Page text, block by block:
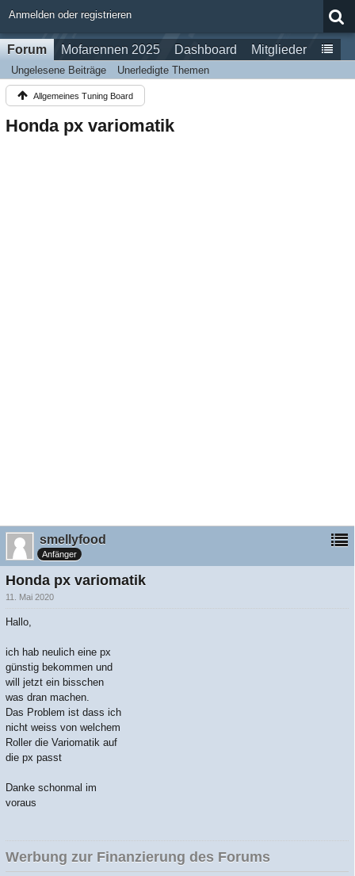
Anmelden oder registrieren
Forum Mofarennen 2025 Dashboard Mitglieder
Ungelesene Beiträge Unerledigte Themen
Allgemeines Tuning Board
Honda px variomatik
smellyfood
Anfänger
Honda px variomatik
11. Mai 2020
Hallo,
ich hab neulich eine px
günstig bekommen und
will jetzt ein bisschen
was dran machen.
Das Problem ist dass ich
nicht weiss von welchem
Roller die Variomatik auf
die px passt
Danke schonmal im
voraus
Werbung zur Finanzierung des Forums